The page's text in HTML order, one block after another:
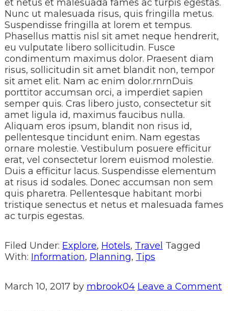
et netus et malesuada fames ac turpis egestas.
Nunc ut malesuada risus, quis fringilla metus.
Suspendisse fringilla at lorem et tempus.
Phasellus mattis nisl sit amet neque hendrerit,
eu vulputate libero sollicitudin. Fusce
condimentum maximus dolor. Praesent diam
risus, sollicitudin sit amet blandit non, tempor
sit amet elit. Nam ac enim dolor.rnrnDuis
porttitor accumsan orci, a imperdiet sapien
semper quis. Cras libero justo, consectetur sit
amet ligula id, maximus faucibus nulla.
Aliquam eros ipsum, blandit non risus id,
pellentesque tincidunt enim. Nam egestas
ornare molestie. Vestibulum posuere efficitur
erat, vel consectetur lorem euismod molestie.
Duis a efficitur lacus. Suspendisse elementum
at risus id sodales. Donec accumsan non sem
quis pharetra. Pellentesque habitant morbi
tristique senectus et netus et malesuada fames
ac turpis egestas.
Filed Under: Explore, Hotels, Travel Tagged
With: Information, Planning, Tips
March 10, 2017by mbrook04 Leave a Comment